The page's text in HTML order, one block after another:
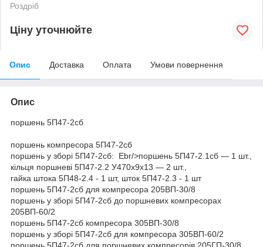
Роздріб
Ціну уточнюйте
Опис Доставка Оплата Умови повернення
Опис
поршень 5П47-2сб
поршень компресора 5П47-2сб
поршень у зборі 5П47-2сб: Ebr/>поршень 5П47-2.1сб — 1 шт.,
кільця поршневі 5П47-2.2 У470х9х13 — 2 шт.,
гайка штока 5П48-2.4 - 1 шт, шток 5П47-2.3 - 1 шт
поршень 5П47-2сб для компресора 205ВП-30/8
поршень у зборі 5П47-2сб до поршневих компресорах
205ВП-60/2
поршень 5П47-2сб компресора 305ВП-30/8
поршень у зборі 5П47-2сб для компресора 305ВП-60/2
поршень 5П47-2сб для поршневих компресорів 205ГП-30/8